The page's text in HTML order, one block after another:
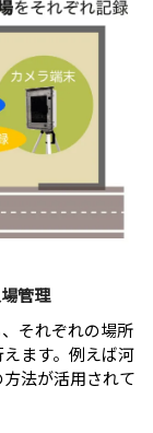
管理
それぞれの場所
ます。例えば河
法が活用されて